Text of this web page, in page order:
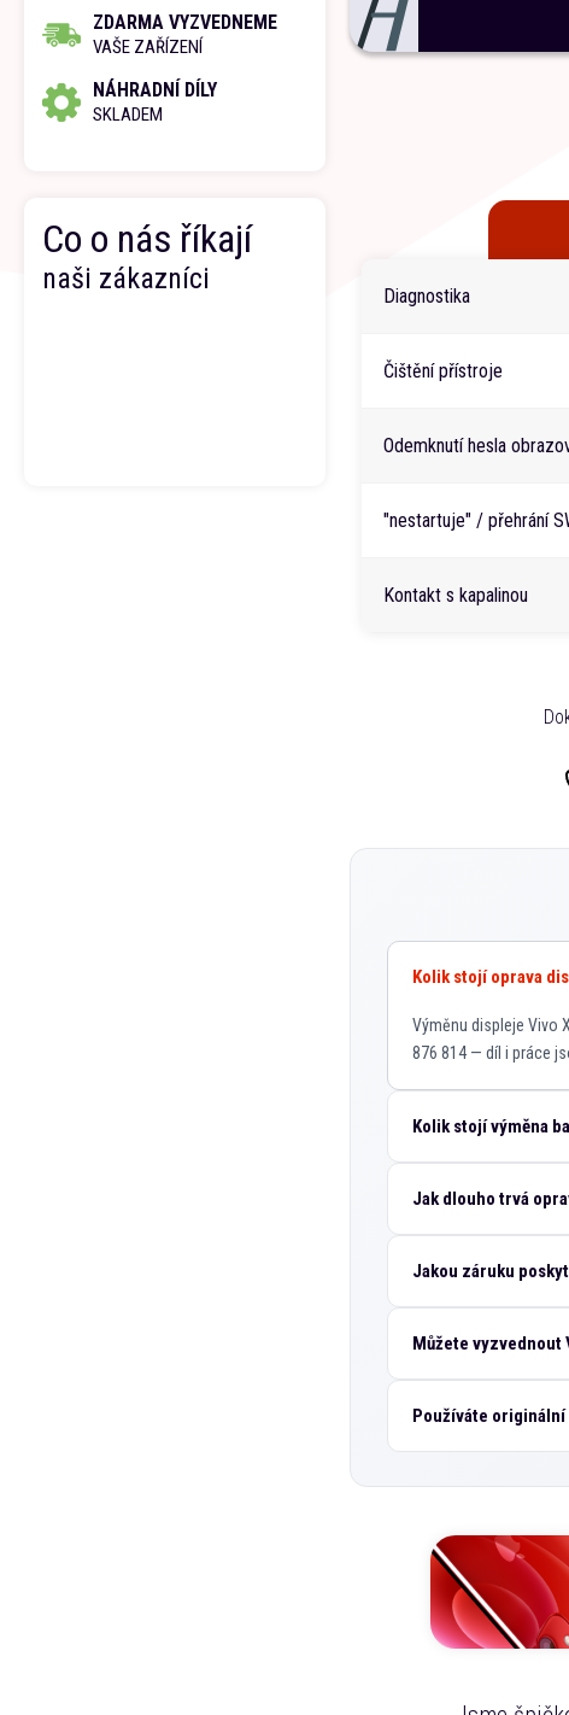
Diagnostika
Čištění přístroje
Odemknutí hesla
"nestartuje" / přehrání
Kontakt s kapalinou
Kolik stojí oprava
Výměnu displeje Vivo
876 814 — díl i práce
Kolik stojí výměna
Jak dlouho trvá
Jakou záruku
Můžete vyzvednout
Používáte originální
ZDARMA VYZVEDNEME
VAŠE ZAŘÍZENÍ
NÁHRADNÍ DÍLY
SKLADEM
Co o nás říkají
naši zákazníci